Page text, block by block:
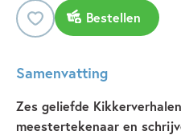
Bestellen
Samenvatting
Zes geliefde
meestertekenaar en